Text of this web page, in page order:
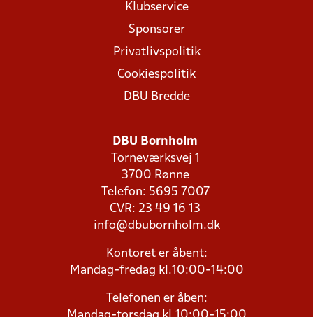
Klubservice
Sponsorer
Privatlivspolitik
Cookiespolitik
DBU Bredde
DBU Bornholm
Torneværksvej 1
3700 Rønne
Telefon: 5695 7007
CVR: 23 49 16 13
info@dbubornholm.dk
Kontoret er åbent:
Mandag-fredag kl.10:00-14:00
Telefonen er åben: